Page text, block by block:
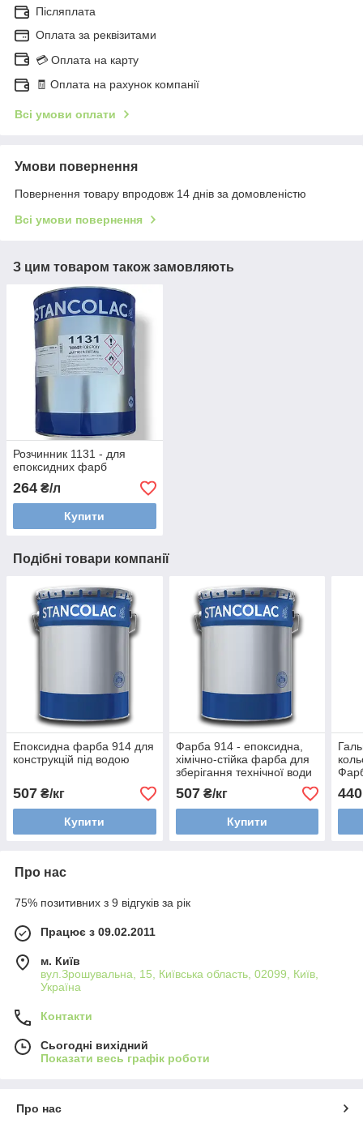
Післяплата
Оплата за реквізитами
💳 Оплата на карту
🧾 Оплата на рахунок компанії
Всі умови оплати
Умови повернення
Повернення товару впродовж 14 днів за домовленістю
Всі умови повернення
З цим товаром також замовляють
Розчинник 1131 - для
епоксидних фарб
264 ₴/л
Купити
Подібні товари компанії
Епоксидна фарба 914 для
конструкцій під водою
507 ₴/кг
Купити
Фарба 914 - епоксидна,
хімічно-стійка фарба для
зберігання технічної води
507₴/кг
Купити
440
Про нас
75% позитивних з 9 відгуків за рік
Працює з 09.02.2011
м. Київ
вул.Зрошувальна, 15, Київська область, 02099, Київ,
Україна
Контакти
Сьогодні вихідний
Показати весь графік роботи
Про нас